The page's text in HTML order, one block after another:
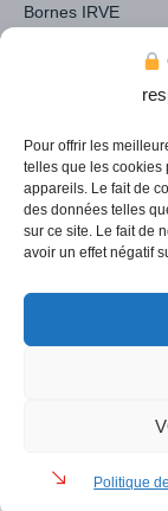
Pour offrir les
telles que les cookies
appareils. Le fait de
des données telles
sur ce site. Le fait de
avoir un effet négatif
Politique
Bornes IRVE
Cartographie &
Nous